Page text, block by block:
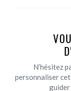
N’hésitez
personnaliser
guider